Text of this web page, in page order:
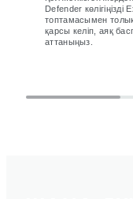
Defender
топтамасымен
қарсы келіп, аяқ
аттаныңыз.